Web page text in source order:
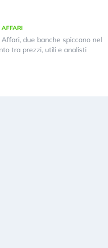
Affari, due banche spiccano nel
tra prezzi, utili e analisti